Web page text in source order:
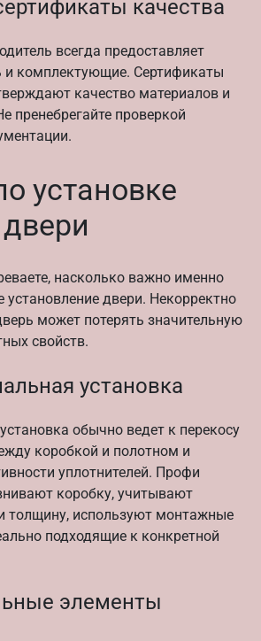
качества
всегда предоставляет
и комплектующие. Сертификаты
качество материалов и
пренебрегайте проверкой
установке
насколько важно именно
установление двери. Некорректно
может потерять значительную
свойств.
установка
обычно ведет к перекосу
коробкой и полотном и
уплотнителей. Профи
коробку, учитывают
толщину, используют монтажные
подходящие к конкретной
элементы